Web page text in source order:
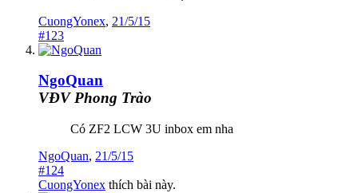
CuongYonex, 21/5/15
#123
NgoQuan
VĐV Phong Trào
Có ZF2 LCW 3U inbox em nha
NgoQuan, 21/5/15
#124
CuongYonex thích bài này.